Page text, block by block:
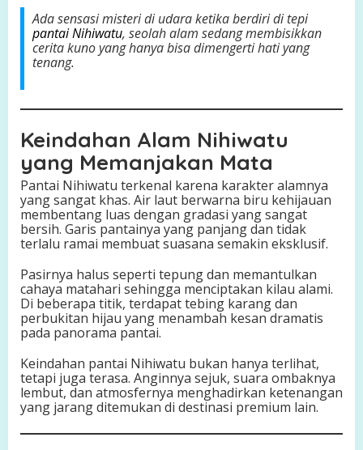
Ada sensasi misteri di udara ketika berdiri di tepi
pantai Nihiwatu, seolah alam sedang membisikkan
cerita kuno yang hanya bisa dimengerti hati yang
tenang.
Keindahan Alam Nihiwatu
yang Memanjakan Mata
Pantai Nihiwatu terkenal karena karakter alamnya
yang sangat khas. Air laut berwarna biru kehijauan
membentang luas dengan gradasi yang sangat
bersih. Garis pantainya yang panjang dan tidak
terlalu ramai membuat suasana semakin eksklusif.
Pasirnya halus seperti tepung dan memantulkan
cahaya matahari sehingga menciptakan kilau alami.
Di beberapa titik, terdapat tebing karang dan
perbukitan hijau yang menambah kesan dramatis
pada panorama pantai.
Keindahan pantai Nihiwatu bukan hanya terlihat,
tetapi juga terasa. Anginnya sejuk, suara ombaknya
lembut, dan atmosfernya menghadirkan ketenangan
yang jarang ditemukan di destinasi premium lain.